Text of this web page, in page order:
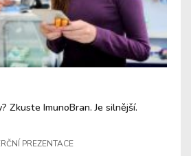
Zkuste ImunoBran. Je silnější.
PREZENTACE